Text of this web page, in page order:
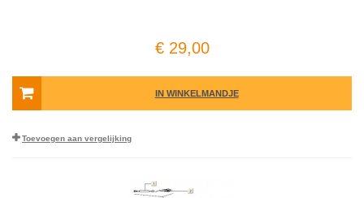
€ 29,00
IN WINKELMANDJE
Toevoegen aan vergelijking